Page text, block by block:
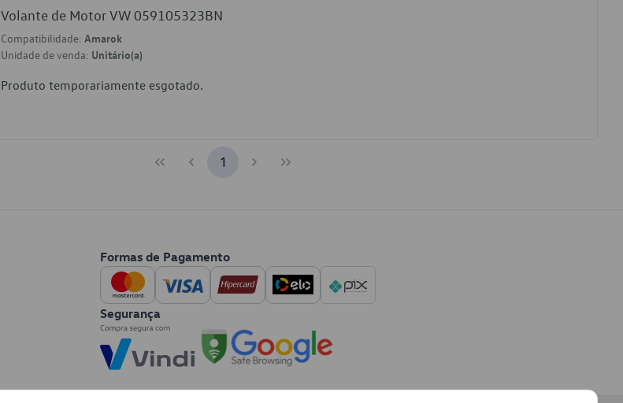
Volante de Motor VW 059105323BN
Compatibilidade: Amarok
Unidade de venda: Unitário(a)
Produto temporariamente esgotado.
1
Formas de Pagamento
Segurança